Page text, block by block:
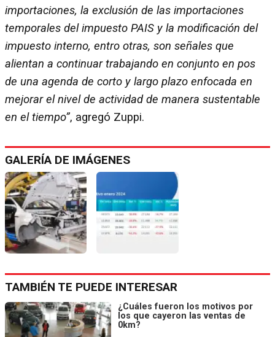
importaciones, la exclusión de las importaciones
temporales del impuesto PAIS y la modificación del
impuesto interno, entro otras, son señales que
alientan a continuar trabajando en conjunto en pos
de una agenda de corto y largo plazo enfocada en
mejorar el nivel de actividad de manera sustentable
en el tiempo”, agregó Zuppi.
GALERÍA DE IMÁGENES
TAMBIÉN TE PUEDE INTERESAR
¿Cuáles fueron los motivos por
los que cayeron las ventas de
0km?